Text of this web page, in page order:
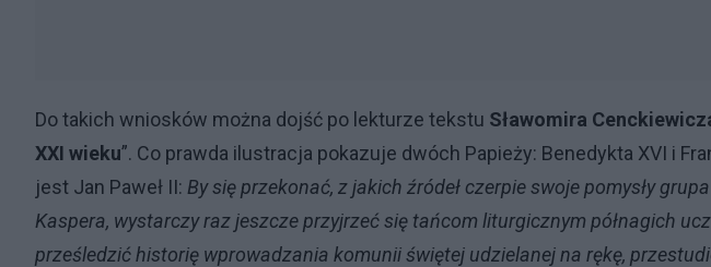
Do takich wniosków można dojść po lekturze tekstu Sławomira
XXI wieku”. Co prawda ilustracja pokazuje dwóch Papieży: Benedykta XVI i
jest Jan Paweł II: By się przekonać, z jakich źródeł czerpie swoje pomysły
Kaspera, wystarczy raz jeszcze przyjrzeć się tańcom liturgicznym półnagich
prześledzić historię wprowadzania komunii świętej udzielanej na rękę,